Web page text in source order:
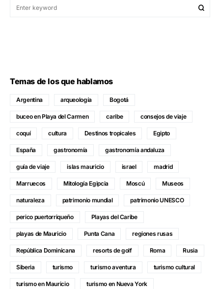
Temas de los que hablamos
Argentina arqueología Bogotá
buceo en Playa del Carmen caribe consejos de viaje
coquí cultura Destinos tropicales Egipto
España gastronomía gastronomía andaluza
guía de viaje islas mauricio israel madrid
Marruecos Mitología Egipcia Moscú Museos
naturaleza patrimonio mundial patrimonio UNESCO
perico puertorriqueño Playas del Caribe
playas de Mauricio Punta Cana regiones rusas
República Dominicana resorts de golf Roma Rusia
Siberia turismo turismo aventura turismo cultural
turismo en Mauricio turismo en Nueva York